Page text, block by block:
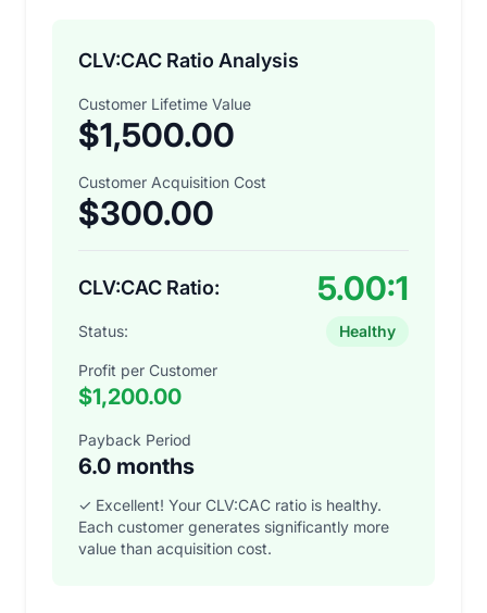
CLV:CAC Ratio Analysis
Customer Lifetime Value
$1,500.00
Customer Acquisition Cost
$300.00
CLV:CAC Ratio: 5.00:1
Status: Healthy
Profit per Customer
$1,200.00
Payback Period
6.0 months
✓ Excellent! Your CLV:CAC ratio is healthy.
Each customer generates significantly more
value than acquisition cost.